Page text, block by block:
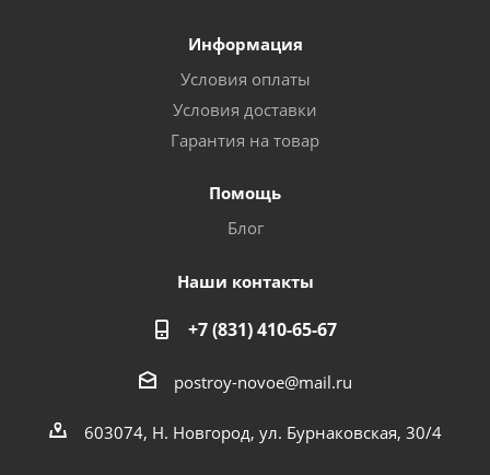
Информация
Условия оплаты
Условия доставки
Гарантия на товар
Помощь
Блог
Наши контакты
+7 (831) 410-65-67
postroy-novoe@mail.ru
603074, Н. Новгород, ул. Бурнаковская, 30/4